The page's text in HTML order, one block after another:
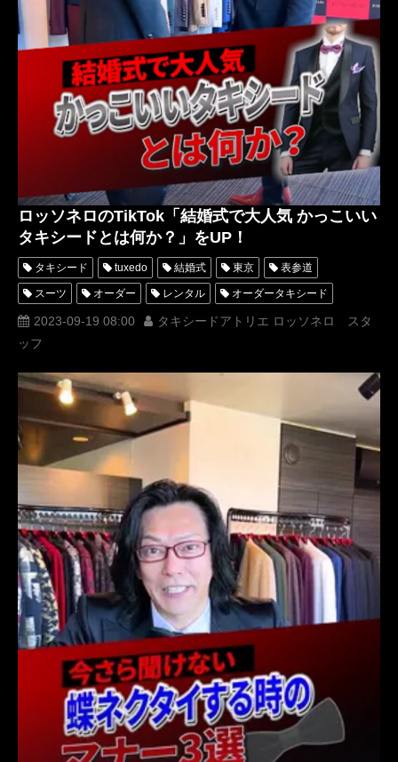
ロッソネロのTikTok「結婚式で大人気 かっこいい
タキシードとは何か？」をUP！
タキシード tuxedo 結婚式 東京 表参道
スーツ オーダー レンタル オーダータキシード
レンタルタキシード ロッソネロ 蝶ネクタイ 人気
購入
オーダータキシード名古屋 新郎衣装
レンタルタキシード東京 レンタルタキシード名古屋
ROSSONERO タキシードオーダー東京
タキシードレンタル東京 青山
TikToker オーダータキシード横浜
タキシードスタイル
2023-09-19 08:00
タキシードアトリエ ロッソネロ スタ
ッフ